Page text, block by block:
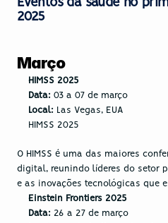
Eventos da saúde no
2025
Março
HIMSS 2025
Data: 03 a 07 de março
Local: Las Vegas, EUA
HIMSS 2025
O HIMSS é uma das maiores
digital, reunindo líderes do setor
e as inovações tecnológicas que
Einstein Frontiers 2025
Data: 26 a 27 de março